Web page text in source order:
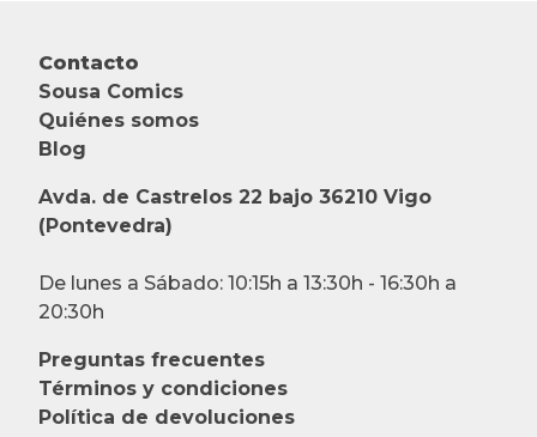
Contacto
Sousa Comics
Quiénes somos
Blog
Avda. de Castrelos 22 bajo 36210 Vigo
(Pontevedra)
De lunes a Sábado: 10:15h a 13:30h - 16:30h a
20:30h
Preguntas frecuentes
Términos y condiciones
Política de devoluciones